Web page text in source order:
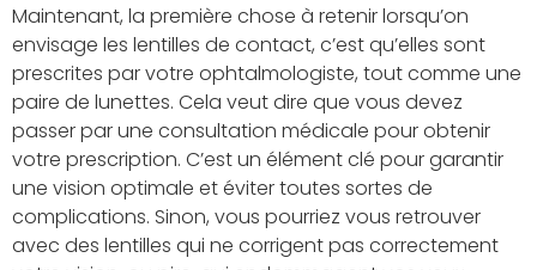
Maintenant, la première chose à retenir lorsqu’on
envisage les lentilles de contact, c’est qu’elles sont
prescrites par votre ophtalmologiste, tout comme une
paire de lunettes. Cela veut dire que vous devez
passer par une consultation médicale pour obtenir
votre prescription. C’est un élément clé pour garantir
une vision optimale et éviter toutes sortes de
complications. Sinon, vous pourriez vous retrouver
avec des lentilles qui ne corrigent pas correctement